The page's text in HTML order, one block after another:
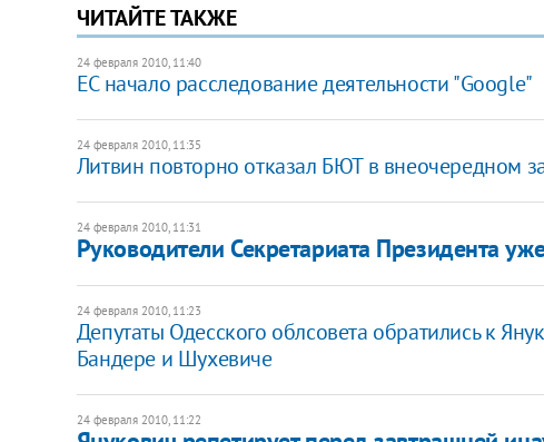
ЧИТАЙТЕ ТАКЖЕ
24 февраля 2010, 11:40
ЕС начало расследование деятельности "Google"
24 февраля 2010, 11:35
Литвин повторно отказал БЮТ в внеочередном
24 февраля 2010, 11:31
Руководители Секретариата Президента
24 февраля 2010, 11:23
Депутаты Одесского облсовета обратились к
Бандере и Шухевиче
24 февраля 2010, 11:22